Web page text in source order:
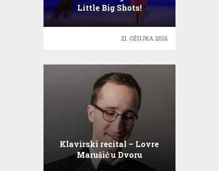
Little Big Shots!
21. OŽUJKA 2016.
Klavirski recital – Lovre
Marušić u Dvoru